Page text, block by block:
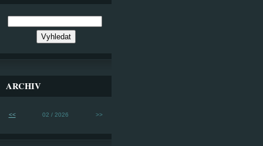
ARCHIV
<< 02 / 2026 >>